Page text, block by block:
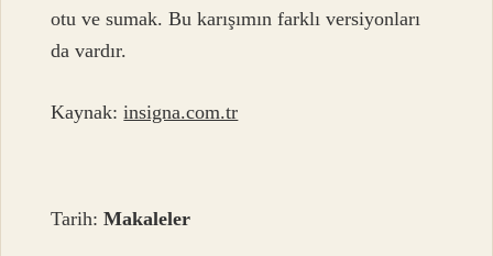
otu ve sumak. Bu karışımın farklı versiyonları
da vardır.
Kaynak:insigna.com.tr
Tarih:Makaleler